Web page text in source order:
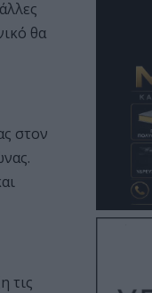
θα
στον
τις